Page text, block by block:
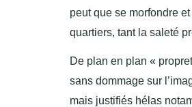
peut que se morfondre
quartiers, tant la saleté
De plan en plan «
sans dommage sur
mais justifiés hélas